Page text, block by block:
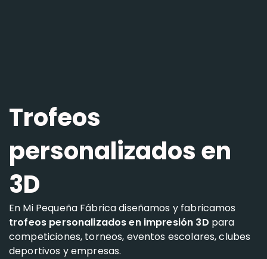
Trofeos
personalizados en
3D
En Mi Pequeña Fábrica diseñamos y fabricamos
trofeos personalizados en impresión 3D para
competiciones, torneos, eventos escolares, clubes
deportivos y empresas.